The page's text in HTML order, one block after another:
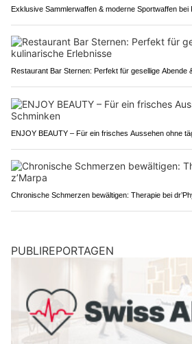
Exklusive Sammlerwaffen & moderne Sportwaffen bei
Restaurant Bar Sternen: Perfekt für gesellige Abende
ENJOY BEAUTY – Für ein frisches Aussehen ohne
Chronische Schmerzen bewältigen: Therapie bei
PUBLIREPORTAGEN